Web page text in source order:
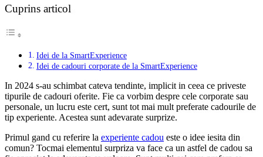
Cuprins articol
Idei de la SmartExperience
Idei de cadouri corporate de la SmartExperience
In 2024 s-au schimbat cateva tendinte, implicit in ceea ce priveste
tipurile de cadouri oferite. Fie ca vorbim despre cele corporate sau
personale, un lucru este cert, sunt tot mai mult preferate cadourile de
tip experiente. Acestea sunt adevarate surprize.
Primul gand cu referire la experiente cadou este o idee iesita din
comun? Tocmai elementul surpriza va face ca un astfel de cadou sa